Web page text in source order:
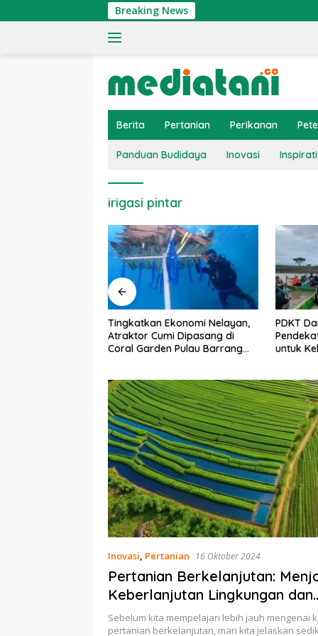
ke
Breaking News
Berita Pertanian Perikanan
Panduan Budidaya Inovasi
irigasi pintar
PDKT Danau Tempe :
Pendekatan Kearifan Lokal
untuk Keberlanjutan Sumber
Cara
pada
dan
Inovasi, Pertanian 16 Oktober 2024
Pertanian Berkelanjutan:
Keberlanjutan Lingkungan dan
Ketahanan Pangan
Sebelum kita mempelajari lebih jauh mengenai
pertanian berkelanjutan, mari kita jelaskan